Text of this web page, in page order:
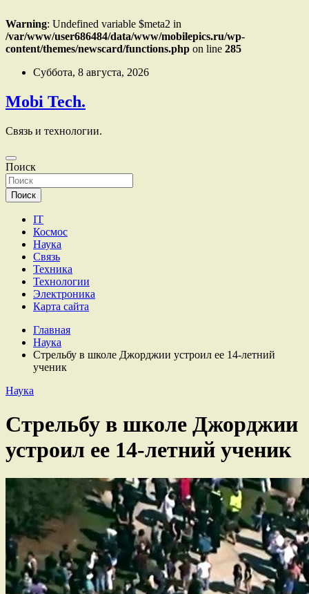
Warning: Undefined variable $meta2 in
/var/www/user686484/data/www/mobilepics.ru/wp-
content/themes/newscard/functions.php on line 285
Перейти
содержимому
Суббота, 8 августа, 2026
Mobi Tech.
Связь и технологии.
Поиск
Поиск
IT
Космос
Наука
Связь
Техника
Технологии
Электроника
Карта сайта
Главная
Наука
Стрельбу в школе Джорджии устроил ее 14-летний
ученик
Наука
Стрельбу в школе Джорджии
устроил ее 14-летний ученик